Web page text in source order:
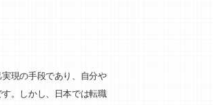
現の手段であり、自分や
。しかし、日本では転職